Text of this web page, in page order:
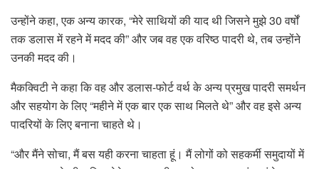
उन्होंने कहा, एक अन्य कारक, “मेरे साथियों की याद थी जिसने मुझे 30 वर्षों
तक डलास में रहने में मदद की” और जब वह एक वरिष्ठ पादरी थे, तब उन्होंने
उनकी मदद की।
मैकक्विटी ने कहा कि वह और डलास-फोर्ट वर्थ के अन्य प्रमुख पादरी समर्थन
और सहयोग के लिए “महीने में एक बार एक साथ मिलते थे” और वह इसे अन्य
पादरियों के लिए बनाना चाहते थे।
“और मैंने सोचा, मैं बस यही करना चाहता हूं। मैं लोगों को सहकर्मी समुदायों में